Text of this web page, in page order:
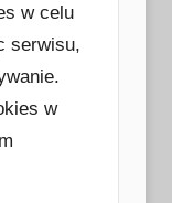
w celu
serwisu,
w